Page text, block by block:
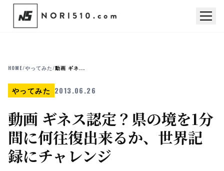
HOME/やってみた/動画 ギネ...
やってみた 2013.06.26
動画 ギネス認定？県の境を1分
間に何往復出来るか、世界記
録にチャレンジ